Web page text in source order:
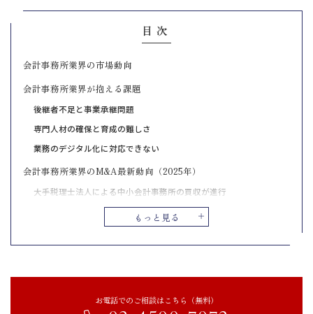
目次
もっと見る
会計事務所業界の市場動向
会計事務所業界が抱える課題
後継者不足と事業承継問題
専門人材の確保と育成の難しさ
業務のデジタル化に対応できない
会計事務所業界のM&A最新動向（2025年）
大手税理士法人による中小会計事務所の買収が進行
地方の会計事務所の統合が活発化
お電話でのご相談はこちら（無料）